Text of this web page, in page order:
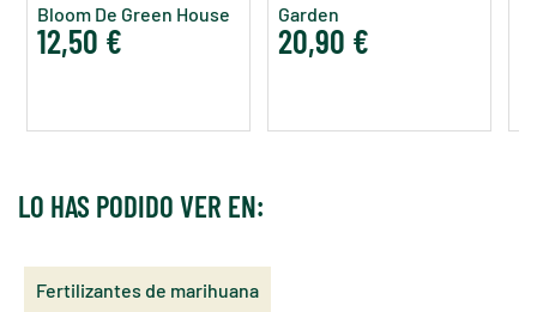
Bloom De Green House
Feeding
12,50 €
Garden
20,90 €
LO HAS PODIDO VER EN:
Fertilizantes de marihuana